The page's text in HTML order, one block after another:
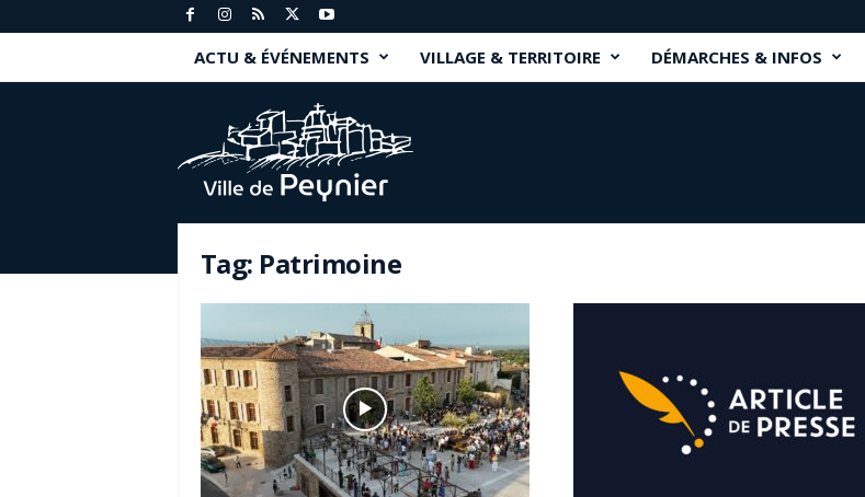
ACTU & ÉVÉNEMENTS VILLAGE & TERRITOIRE DÉMARCHES & INFOS
n
Tag: Patrimoine